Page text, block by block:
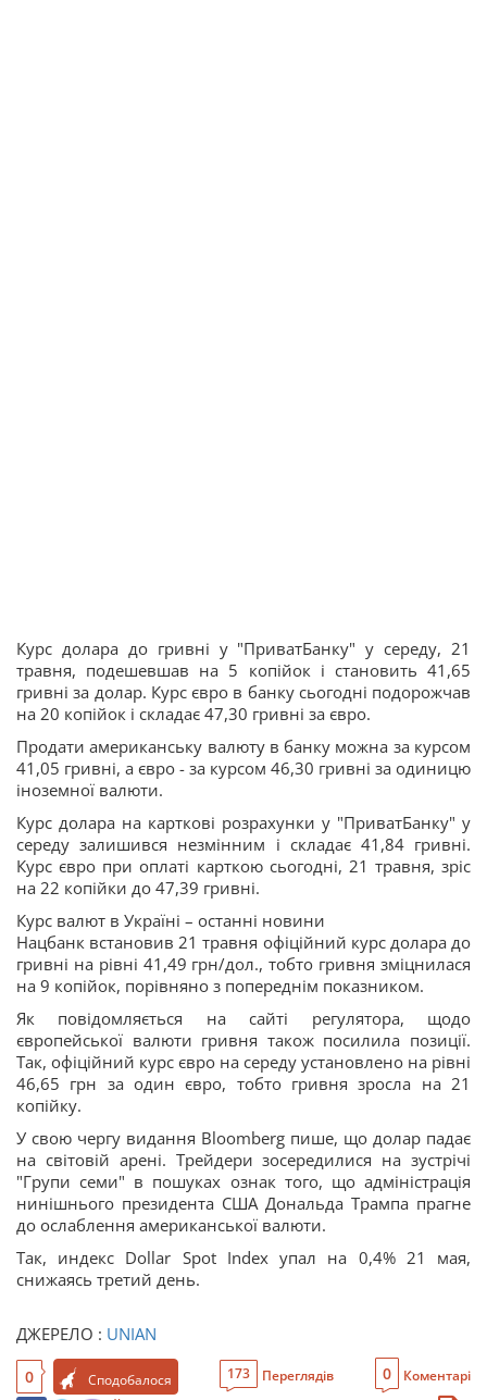
Курс долара до гривні у "ПриватБанку" у середу, 21
травня, подешевшав на 5 копійок і становить 41,65
гривні за долар. Курс євро в банку сьогодні подорожчав
на 20 копійок і складає 47,30 гривні за євро.
Продати американську валюту в банку можна за курсом
41,05 гривні, а євро - за курсом 46,30 гривні за одиницю
іноземної валюти.
Курс долара на карткові розрахунки у "ПриватБанку" у
середу залишився незмінним і складає 41,84 гривні.
Курс євро при оплаті карткою сьогодні, 21 травня, зріс
на 22 копійки до 47,39 гривні.
Курс валют в Україні – останні новини
Нацбанк встановив 21 травня офіційний курс долара до
гривні на рівні 41,49 грн/дол., тобто гривня зміцнилася
на 9 копійок, порівняно з попереднім показником.
Як повідомляється на сайті регулятора, щодо
європейської валюти гривня також посилила позиції.
Так, офіційний курс євро на середу установлено на рівні
46,65 грн за один євро, тобто гривня зросла на 21
копійку.
У свою чергу видання Bloomberg пише, що долар падає
на світовій арені. Трейдери зосередилися на зустрічі
"Групи семи" в пошуках ознак того, що адміністрація
нинішнього президента США Дональда Трампа прагне
до ослаблення американської валюти.
Так, индекс Dollar Spot Index упал на 0,4% 21 мая,
снижаясь третий день.
ДЖЕРЕЛО : UNIAN
0 Сподобалося 173 Переглядів 0 Коментарі